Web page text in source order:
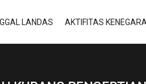
LANDAS AKTIFITAS